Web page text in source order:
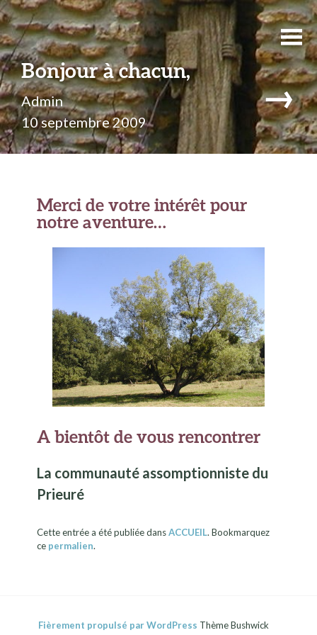
Bonjour à chacun,
Admin
10 septembre 2009
→
Merci de votre intérêt pour
notre aventure…
A bientôt de vous rencontrer
La communauté assomptionniste du
Prieuré
Cette entrée a été publiée dansACCUEIL. Bookmarquez
ce permalien.
Fièrement propulsé par WordPress Thème Bushwick